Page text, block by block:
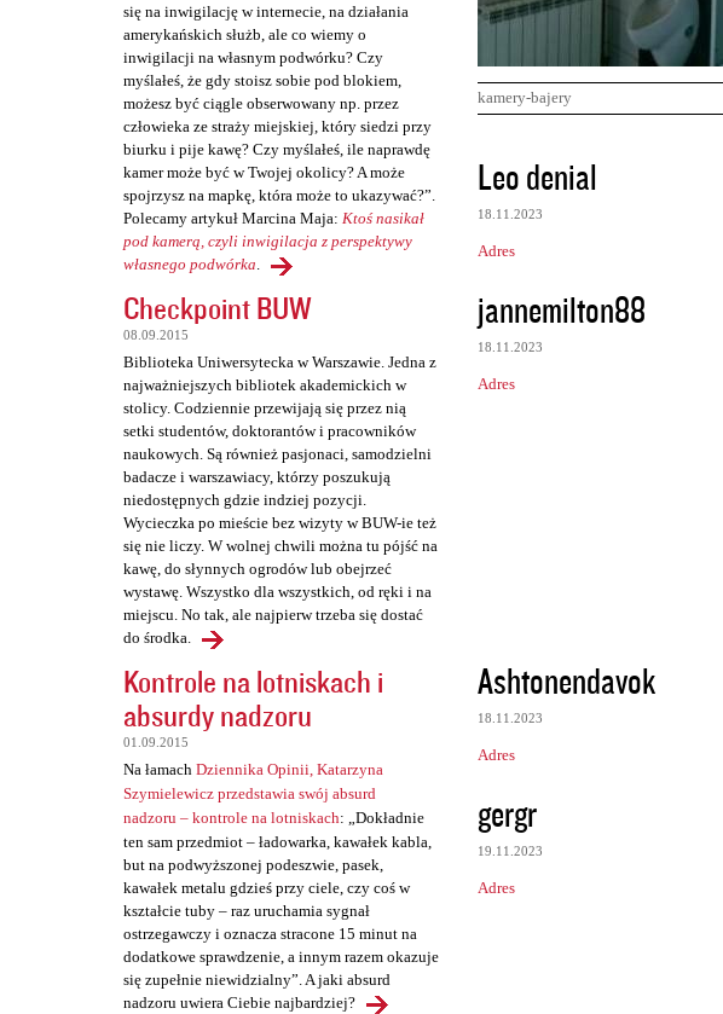
się na inwigilację w internecie, na działania
amerykańskich służb, ale co wiemy o
inwigilacji na własnym podwórku? Czy
myślałeś, że gdy stoisz sobie pod blokiem,
możesz być ciągle obserwowany np. przez
człowieka ze straży miejskiej, który siedzi przy
biurku i pije kawę? Czy myślałeś, ile naprawdę
kamer może być w Twojej okolicy? A może
spojrzysz na mapkę, która może to ukazywać?”.
Polecamy artykuł Marcina Maja: Ktoś nasikał
pod kamerą, czyli inwigilacja z perspektywy
własnego podwórka.
Checkpoint BUW
08.09.2015
Biblioteka Uniwersytecka w Warszawie. Jedna z
najważniejszych bibliotek akademickich w
stolicy. Codziennie przewijają się przez nią
setki studentów, doktorantów i pracowników
naukowych. Są również pasjonaci, samodzielni
badacze i warszawiacy, którzy poszukują
niedostępnych gdzie indziej pozycji.
Wycieczka po mieście bez wizyty w BUW-ie też
się nie liczy. W wolnej chwili można tu pójść na
kawę, do słynnych ogrodów lub obejrzeć
wystawę. Wszystko dla wszystkich, od ręki i na
miejscu. No tak, ale najpierw trzeba się dostać
do środka.
Kontrole na lotniskach i
absurdy nadzoru
01.09.2015
Na łamach Dziennika Opinii, Katarzyna
Szymielewicz przedstawia swój absurd
nadzoru – kontrole na lotniskach: „Dokładnie
ten sam przedmiot – ładowarka, kawałek kabla,
but na podwyższonej podeszwie, pasek,
kawałek metalu gdzieś przy ciele, czy coś w
kształcie tuby – raz uruchamia sygnał
ostrzegawczy i oznacza stracone 15 minut na
dodatkowe sprawdzenie, a innym razem okazuje
się zupełnie niewidzialny”. A jaki absurd
nadzoru uwiera Ciebie najbardziej?
kamery-bajery
K
o
m
e
n
t
r
Leo denial
18.11.2023
Adres
jannemilton88
18.11.2023
Adres
Ashtonendavok
18.11.2023
Adres
gergr
19.11.2023
Adres